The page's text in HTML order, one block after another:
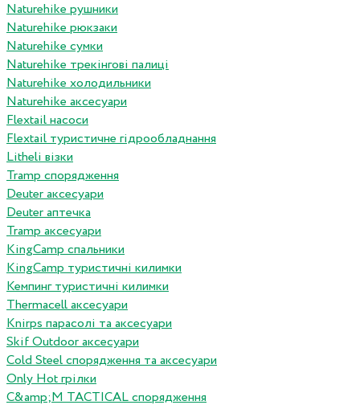
Naturehike рушники
Naturehike рюкзаки
Naturehike сумки
Naturehike трекінгові палиці
Naturehike холодильники
Naturehike аксесуари
Flextail насоси
Flextail туристичне гідрообладнання
Litheli візки
Tramp спорядження
Deuter аксесуари
Deuter аптечка
Tramp аксесуари
KingCamp спальники
KingCamp туристичні килимки
Кемпинг туристичні килимки
Thermacell аксесуари
Knirps парасолі та аксесуари
Skif Outdoor аксесуари
Cold Steel спорядження та аксесуари
Only Hot грілки
C&amp;M TACTICAL спорядження